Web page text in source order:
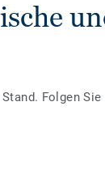
Folgen